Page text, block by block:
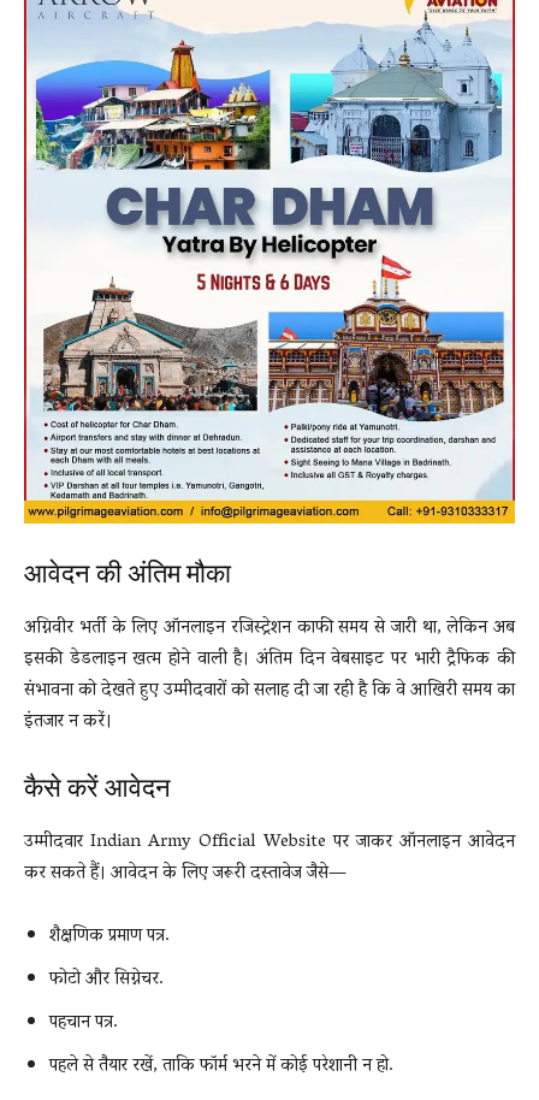
आवेदन की अंतिम मौका
अग्निवीर भर्ती के लिए ऑनलाइन रजिस्ट्रेशन काफी समय से जारी था, लेकिन अब
इसकी डेडलाइन खत्म होने वाली है। अंतिम दिन वेबसाइट पर भारी ट्रैफिक की
संभावना को देखते हुए उम्मीदवारों को सलाह दी जा रही है कि वे आखिरी समय का
इंतजार न करें।
कैसे करें आवेदन
उम्मीदवारIndian Army Official Website पर जाकर ऑनलाइन आवेदन
कर सकते हैं। आवेदन के लिए जरूरी दस्तावेज जैसे—
शैक्षणिक प्रमाण पत्र.
फोटो और सिग्नेचर.
पहचान पत्र.
पहले से तैयार रखें, ताकि फॉर्म भरने में कोई परेशानी न हो.